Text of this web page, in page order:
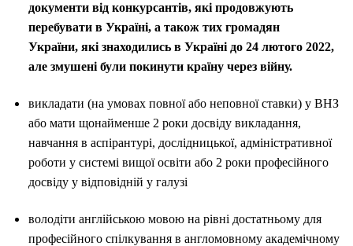
документи від конкурсантів, які продовжують
перебувати в Україні, а також тих громадян
України, які знаходились в Україні до 24 лютого 2022,
але змушені були покинути країну через війну.
викладати (на умовах повної або неповної ставки) у ВНЗ
або мати щонайменше 2 роки досвіду викладання,
навчання в аспірантурі, дослідницької, адміністративної
роботи у системі вищої освіти або 2 роки професійного
досвіду у відповідній у галузі
володіти англійською мовою на рівні достатньому для
професійного спілкування в англомовному академічному